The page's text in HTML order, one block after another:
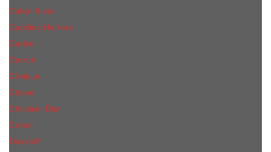
Calvin Klein
Carolina Herrera
Cartier
Cerruti
Сliniquе
Chanel
Christian Dior
Creed
Davidoff